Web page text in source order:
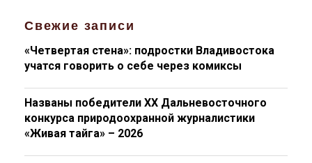
Свежие записи
«Четвертая стена»: подростки Владивостока
учатся говорить о себе через комиксы
Названы победители XX Дальневосточного
конкурса природоохранной журналистики
«Живая тайга» – 2026